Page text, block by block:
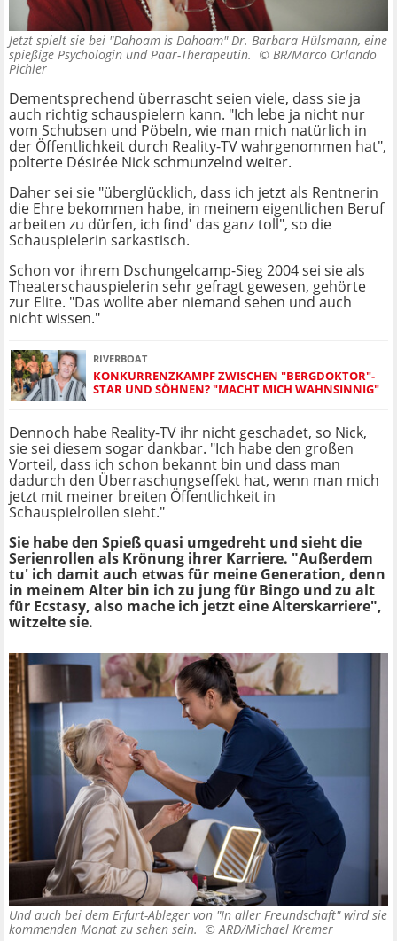
Jetzt spielt sie bei "Dahoam is Dahoam" Dr. Barbara Hülsmann, eine
spießige Psychologin und Paar-Therapeutin. © BR/Marco Orlando
Pichler
Dementsprechend überrascht seien viele, dass sie ja
auch richtig schauspielern kann. "Ich lebe ja nicht nur
vom Schubsen und Pöbeln, wie man mich natürlich in
der Öffentlichkeit durch Reality-TV wahrgenommen hat",
polterte Désirée Nick schmunzelnd weiter.
Daher sei sie "überglücklich, dass ich jetzt als Rentnerin
die Ehre bekommen habe, in meinem eigentlichen Beruf
arbeiten zu dürfen, ich find' das ganz toll", so die
Schauspielerin sarkastisch.
Schon vor ihrem Dschungelcamp-Sieg 2004 sei sie als
Theaterschauspielerin sehr gefragt gewesen, gehörte
zur Elite. "Das wollte aber niemand sehen und auch
nicht wissen."
RIVERBOAT
KONKURRENZKAMPF ZWISCHEN "BERGDOKTOR"-
STAR UND SÖHNEN? "MACHT MICH WAHNSINNIG"
Dennoch habe Reality-TV ihr nicht geschadet, so Nick,
sie sei diesem sogar dankbar. "Ich habe den großen
Vorteil, dass ich schon bekannt bin und dass man
dadurch den Überraschungseffekt hat, wenn man mich
jetzt mit meiner breiten Öffentlichkeit in
Schauspielrollen sieht."
Sie habe den Spieß quasi umgedreht und sieht die
Serienrollen als Krönung ihrer Karriere. "Außerdem
tu' ich damit auch etwas für meine Generation, denn
in meinem Alter bin ich zu jung für Bingo und zu alt
für Ecstasy, also mache ich jetzt eine Alterskarriere",
witzelte sie.
Und auch bei dem Erfurt-Ableger von "In aller Freundschaft" wird sie
kommenden Monat zu sehen sein. ©ARD/Michael Kremer